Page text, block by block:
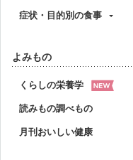
症状・目的別の食事
よみもの
くらしの栄養学
読みもの調べもの
月刊おいしい健康